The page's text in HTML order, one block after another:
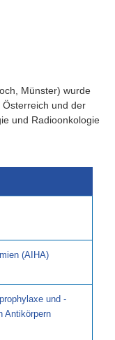
Münster) wurde
und der
und Radioonkologie
(AIHA)
und -
Antikörpern